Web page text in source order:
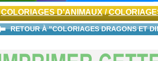
COLORIAGES D'ANIMAUX/
RETOUR À "COLORIAGES DRAGONS ET